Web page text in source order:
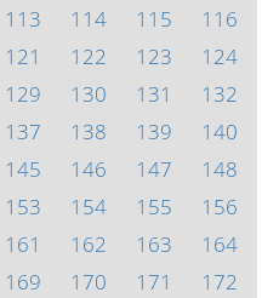
113 114 115
116
121 122 123
124
129 130 131
132
137 138 139
140
145 146 147
148
153 154 155
156
161 162 163
164
169 170 171
172